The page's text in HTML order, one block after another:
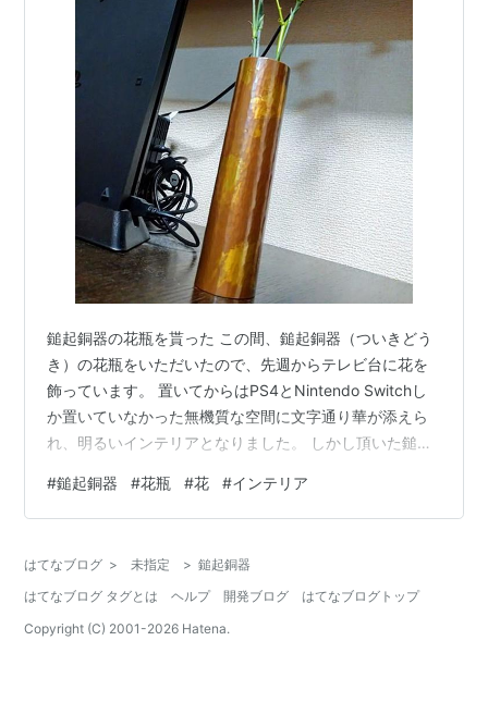
鎚起銅器の花瓶を貰った この間、鎚起銅器（ついきどう
き）の花瓶をいただいたので、先週からテレビ台に花を
飾っています。 置いてからはPS4とNintendo Switchし
か置いていなかった無機質な空間に文字通り華が添えら
れ、明るいインテリアとなりました。 しかし頂いた鎚起
はないかと思えてきています。 鎚起銅器の魅力 そもそも
鎚起銅器ってなんなのかという話ですが、国から無形文
の銅板を金鎚で打ち起こしながら1つ1つ手作りするので
『鎚起銅器』です。 今回頂いたのは花瓶ですが、銅の高
い熱伝導率を活かし…
#鎚起銅器 #花瓶 #花 #インテリア
はてなブログ > 未指定 > 鎚起銅器
はてなブログ タグとは
ヘルプ 開発ブログ
はてなブログトップ
Copyright (C) 2001-2026 Hatena.